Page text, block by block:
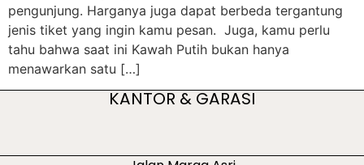
pengunjung. Harganya juga dapat berbeda tergantung
jenis tiket yang ingin kamu pesan. Juga, kamu perlu
tahu bahwa saat ini Kawah Putih bukan hanya
menawarkan satu […]
KANTOR & GARASI